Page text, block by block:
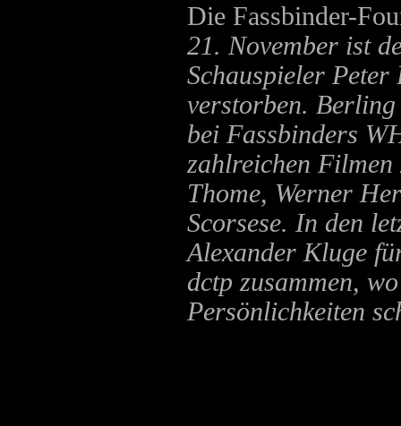
Die Fassbinder-
21. November ist
Schauspieler
verstorben.
bei Fassbinders
zahlreichen Filmen
Thome, Werner
Scorsese. In den
Alexander Kluge
dctp zusammen,
Persönlichkeiten